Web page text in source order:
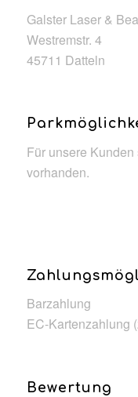
Galster Laser &
Westremstr. 4
45711 Datteln
Für unsere
vorhanden.
Barzahlung
EC-Kartenzahlung
Bewertung